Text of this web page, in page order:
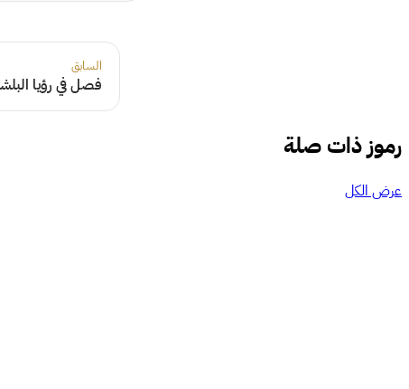
السابق
فصل في رؤيا
رموز ذات صلة
عرض الكل